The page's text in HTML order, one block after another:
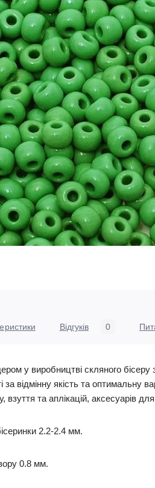
Відгуків 0
у виробництві скляного
за відмінну якість та оптимальну
взуття та аплікацій, аксесуарів
2.2-2.4 мм.
0.8 мм.